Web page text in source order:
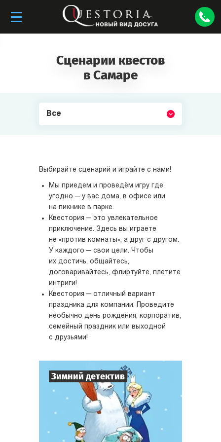
Сценарии квестов
в Самаре
Все
Выбирайте сценарий и играйте с нами!
Мы приедем и проведём игру где
угодно — у вас дома, в офисе или
на пикнике в парке.
Квестория — это увлекательное
приключение. Здесь вы играете
не «против комнаты», а друг с другом.
У каждого — свои цели. Чтобы
их достичь, общайтесь,
договаривайтесь, флиртуйте, плетите
интриги!
Квестория — отличный вариант
праздника для компании. Проведите
необычно день рождения, корпоратив,
семейный праздник или выходной
с друзьями!
Зимний детектив
Игроков 10
Время игры 1-2 ч.